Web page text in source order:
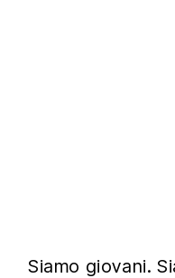
Siamo giovani.